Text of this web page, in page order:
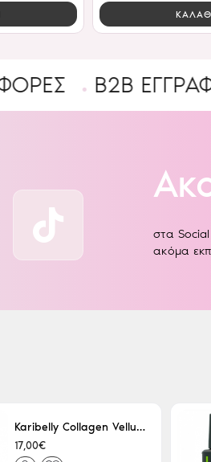
B2B ΕΓΓΡΑΦΉ
στα
ακόμα
Karibelly Collagen Velluto Nero Leaving 250ml
17,00€